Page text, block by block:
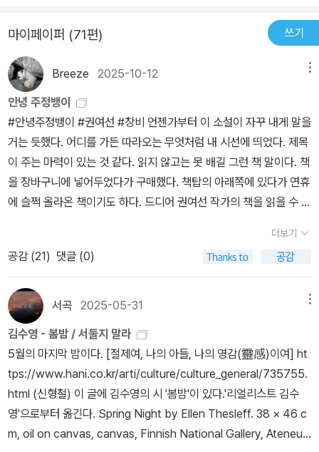
명히 느낄 수 있는 이유는 뭘까.내가 그렇듯, 그들 모두가 묵묵히 고통
을 견디며 살아가는 사람들이었기 때문이지 않을까?(P. 135) 그들은
오랫동안 그렇게 앉아있었다. 세상의 모든 시간이 멈추고 그들 둘만
돛단배를 타고 캄캄한 강물에 실려 떠내려가는 것 같았다. 관희가 무
릎 위에 얹힌 문정의 주먹 쥔 손을 살며시 펴주며 말했다.“그렇게 꽉
쥐지 말아요, 문정씨. 놓아야 살 수 있어요.”
있어서는 안 된다는 생각에 기억을 더듬고 더듬어 대학 1학년 때 귀찮
다는 이유로 무신경하게 자기를 좋아했던 남학생의 손바닥에 담배를
비벼 끈 일을 기억해낸다. 어느 겨울날의 무례한 이웃들, 짜증나는 사
람들에게 둘러싸여 보낸 시간이 어쩌면 자기 앞의 생과 같다는 결론
에 이르렀을 때, 이대로는 안 된는 전언에 가까운 결론에 스스로 놀라
게 되기까지, 그 사람은 얼마나 긴 둘레길을 걸었을까. 가까스로 다
다른 통찰. 거울에 비친 자기 얼굴, 지구에서 보이지 않는 달의 뒷
면. 이런 얘기 해도 되나?-실내화 한 켤레 그러나 어떤 삶의 부분은
그 얼굴과 뒷면이 예상 밖으로 심술궂다. 소설집 전체를 아우르는 기
운이 있다면 이러한 종류의 전언이다. 또한 전언을 전하는 자의 심술
래서 비누 거품 같았던 인간은 어느새 제각각의 성격, 혹은 제각각의
가고, 어떤 이는 맞서야만 한다. 그게 내 탓은 아니라고 말하면서도 그
게 뭐였을지를 생각해 내야 하고, '이런 얘기 해도 되나?' 하는 삶의
심술궂음에 애써 스스로 다잡아야 하는 삶. 어쩌다 열린 술판 같은 자
리. 맨정신이었다면 들을 일이 없었을 다른 이의 비밀, 볼 일이 없었던
모르는 사람과의 대화, 우연히 얻어걸린 어떤 사건들. '실내화 한 켤
레'의 세 사람은 고등학교 수학 선생의 모진 수업을 견뎌내려 만나게
되고, 어른이 되어 우연히 만나 술자리를 갖는다. 그러나 알면서도 일
부러 발설하지 않다가 그날 만난 남자가 지독한 성병에 걸렸다는 말
마이페이퍼 (71편) 쓰기
Breeze 2025-10-12
안녕 주정뱅이
#안녕주정뱅이 #권여선 #창비 언젠가부터 이 소설이 자꾸 내게 말을
거는 듯했다. 어디를 가든 따라오는 무엇처럼 내 시선에 띄었다. 제목
이 주는 마력이 있는 것 같다. 읽지 않고는 못 배길 그런 책 말이다. 책
을 장바구니에 넣어두었다가 구매했다. 책탑의 아래쪽에 있다가 연휴
에 슬쩍 올라온 책이기도 하다. 드디어 권여선 작가의 책을 읽을 수 있
말하는 단편임을 알았다. 7편의 단편에서 각자의 삶을 이루는 방식이
다르다는 것을, 인간의 내면과 그 이면에 있는 감정들은 결코 짐작조
차 할 수 없다는 것을 깨달았다. 마흔셋의 나이에 결혼식장에서 만나
결혼까지 하게 된 수환과 영경이 주인공인 「봄밤」을 보자. 사업 실패
와 이혼, 신용불량자인 수환, 교사였던 영경은 이혼 후 양육권을 가졌
으나 남편과 시어머니가 짜고 아이를 데리고 이민 가버린 상황에 맞
닥뜨린 후 중증 알코올 중독자가 되었다. 류머티즘 환자인 수환이 입
원한 요양원에 아파트를 정리해 입주금을 내고 영경이 들어왔다. 타
인의 고통을 제대로 알기란 어렵다. 고통을 참아가며 영경의 음주 외
출을 배웅하는 수환을 바라보며 어떤 상황이 와도 상대방을 향한 감
정은 숨길 수 없다는 것을 알게 한다. 수환이 죽은 후 알코올성 치매로
더보기
공감 (21) 댓글 (0)
서곡 2025-05-31
김수영 - 봄밤 / 서둘지 말라
5월의 마지막 밤이다. [절제여, 나의 아들, 나의 영감(靈感)이여] ht
tps://www.hani.co.kr/arti/culture/culture_general/735755.
html (신형철) 이 글에 김수영의 시 '봄밤'이 있다.'리얼리스트 김수
영'으로부터 옮긴다. Spring Night by Ellen Thesleff. 38 × 46 c
m, oil on canvas, canvas, Finnish National Gallery, Ateneu